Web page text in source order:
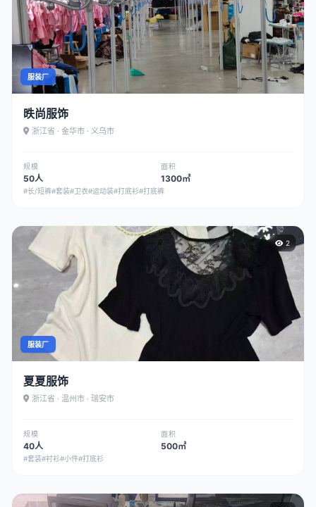
服装厂
昳尚服饰
浙江省 · 金华市 · 义乌市
规模
50人
面积
1300㎡
#长/短裤#套装#卫衣#运动装#打底衫#打底裤
2
服装厂
夏夏服饰
浙江省 · 温州市 · 瑞安市
规模
40人
面积
500㎡
#套装#衬衫#小件#打底衫